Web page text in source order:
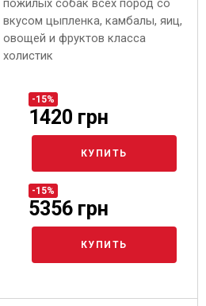
пожилых собак всех пород со
вкусом цыпленка, камбалы, яиц,
овощей и фруктов класса
холистик
-15%
1420 грн
КУПИТЬ
-15%
5356 грн
КУПИТЬ